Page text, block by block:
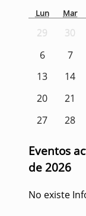
Lun Mar
29 30
6
7
13
14
20
21
27
28
Eventos
de 2026
No existe